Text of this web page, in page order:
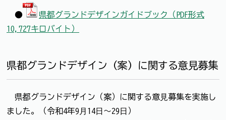
●
県都グランドデザインガイドブック（PDF形式
10,727キロバイト）
県都グランドデザイン（案）に関する意見募集
県都グランドデザイン（案）に関する意⾒募集を実施し
ました。（令和4年9⽉14⽇〜29⽇）